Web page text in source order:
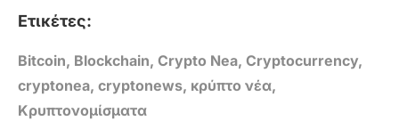
Ετικέτες:
Bitcoin, Blockchain, Crypto Nea, Cryptocurrency,
cryptonea, cryptonews, κρύπτο νέα,
Κρυπτονομίσματα